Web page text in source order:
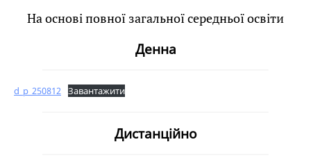
На основі повної загальної середньої освіти
Денна
d_p_250812 Завантажити
Дистанційно